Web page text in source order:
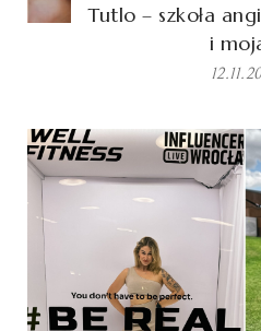
Tutlo – szkoła
i